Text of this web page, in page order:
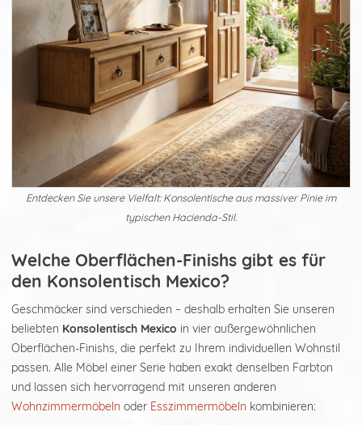
Entdecken Sie unsere Vielfalt: Konsolentische aus massiver Pinie im
typischen Hacienda-Stil.
Welche Oberflächen-Finishs gibt es für
den Konsolentisch Mexico?
Geschmäcker sind verschieden – deshalb erhalten Sie unseren
beliebten Konsolentisch Mexico in vier außergewöhnlichen
Oberflächen-Finishs, die perfekt zu Ihrem individuellen Wohnstil
passen. Alle Möbel einer Serie haben exakt denselben Farbton
und lassen sich hervorragend mit unseren anderen
Wohnzimmermöbeln oder Esszimmermöbeln kombinieren: